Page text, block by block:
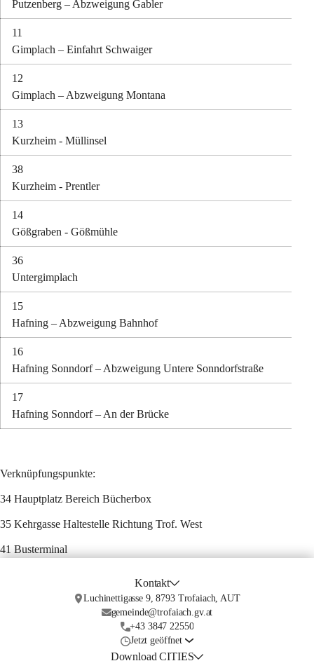
Putzenberg – Abzweigung Gabler
11
Gimplach – Einfahrt Schwaiger
12
Gimplach – Abzweigung Montana
13
Kurzheim - Müllinsel
38
Kurzheim - Prentler
14
Gößgraben - Gößmühle
36
Untergimplach
15
Hafning – Abzweigung Bahnhof
16
Hafning Sonndorf – Abzweigung Untere Sonndorfstraße
17
Hafning Sonndorf – An der Brücke
Verknüpfungspunkte:
34 Hauptplatz Bereich Bücherbox
35 Kehrgasse Haltestelle Richtung Trof. West
41 Busterminal
Kontakt
Luchinettigasse 9, 8793 Trofaiach, AUT
gemeinde@trofaiach.gv.at
+43 3847 22550
Jetzt geöffnet
Download CITIES